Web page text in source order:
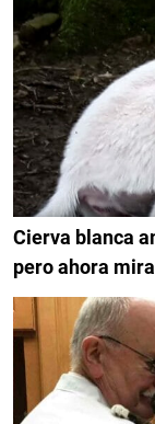
Cierva blanca
pero ahora